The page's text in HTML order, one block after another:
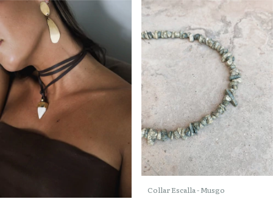
Collar Escalla - Musgo